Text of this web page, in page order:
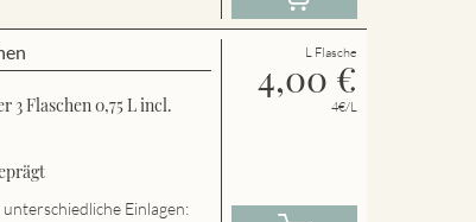
3 Flaschen 0,75 L incl.
Einlagen:
L Flasche
4,00 €
4€/L